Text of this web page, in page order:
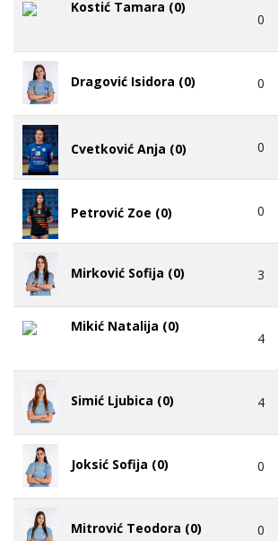
Kostić Tamara (0)
0
Dragović Isidora (0) 0
Cvetković Anja (0) 0
Petrović Zoe (0) 0
Mirković Sofija (0) 3
Mikić Natalija (0)
4
Simić Ljubica (0) 4
Joksić Sofija (0) 0
Mitrović Teodora (0) 0